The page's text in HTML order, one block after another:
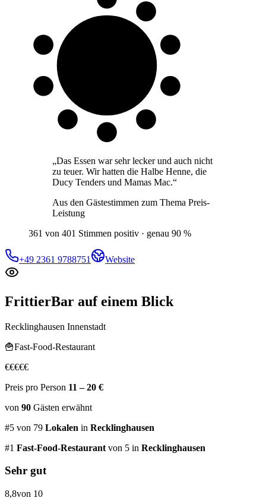
„Das Essen war sehr lecker und auch nicht
zu teuer. Wir hatten die Halbe Henne, die
Ducy Tenders und Mamas Mac.“
Aus den Gästestimmen zum Thema Preis-
Leistung
361 von 401 Stimmen positiv · genau 90 %
+49 2361 9788751 Website
FrittierBar auf einem Blick
Recklinghausen Innenstadt
🍟Fast-Food-Restaurant
€€€€€
Preis pro Person 11 – 20 €
von 90 Gästen erwähnt
#5 von 79 Lokalen in Recklinghausen
#1 Fast-Food-Restaurant von 5 in Recklinghausen
Sehr gut
8,8von 10